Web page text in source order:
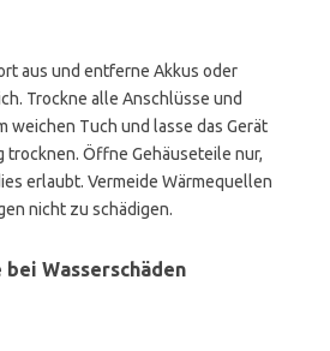
aus und entferne Akkus oder
Trockne alle Anschlüsse und
weichen Tuch und lasse das Gerät
trocknen. Öffne Gehäuseteile nur,
erlaubt. Vermeide Wärmequellen
nicht zu schädigen.
Wasserschäden